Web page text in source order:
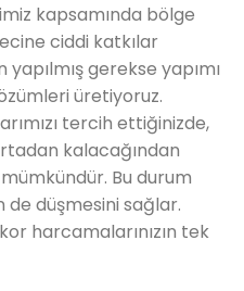
kapsamında bölge
ciddi katkılar
gerekse yapımı
üretiyoruz.
tercih ettiğinizde,
kalacağından
Bu durum
düşmesini sağlar.
harcamalarınızın tek